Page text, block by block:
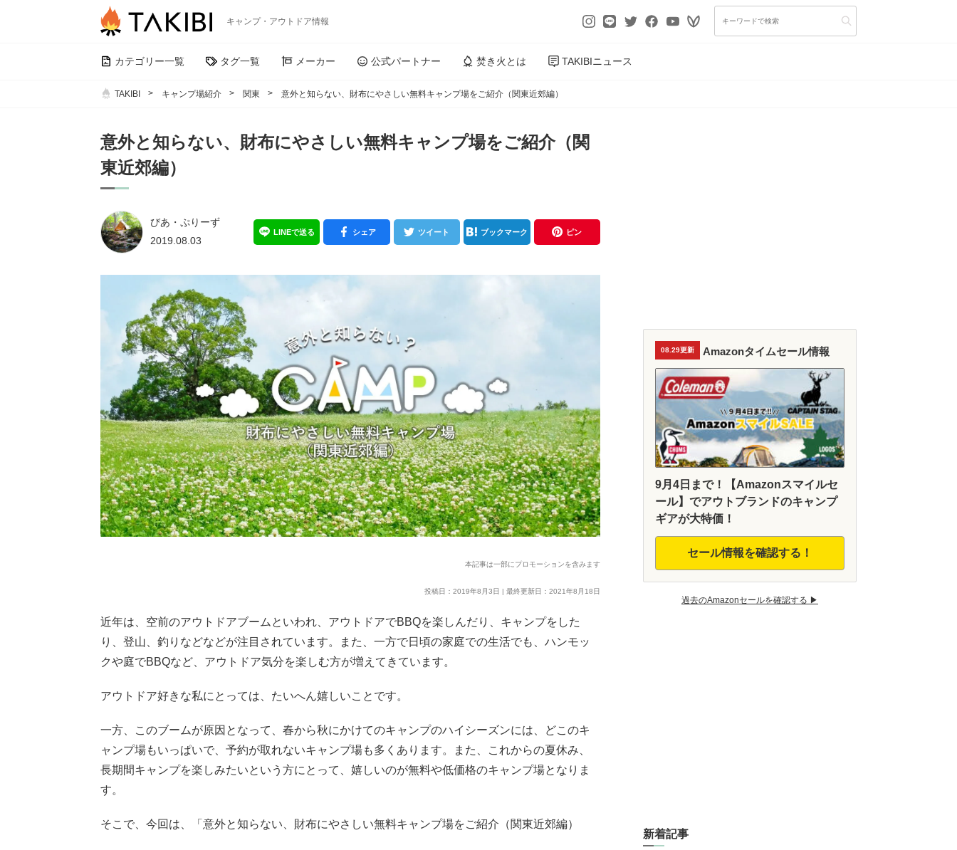
キャンプ・アウトドア情報
カテゴリー一覧 タグ一覧 メーカー 公式パートナー 焚き火とは TAKIBIニュース
TAKIBI キャンプ場紹介 関東 意外と知らない、財布にやさしい無料キャンプ場をご紹介（関東近郊編）
意外と知らない、財布にやさしい無料キャンプ場をご紹介（関
東近郊編）
びあ・ぷりーず
2019.08.03
LINEで送る シェア ツイート ブックマーク ピン
本記事は一部にプロモーションを含みます
投稿日：2019年8月3日 | 最終更新日：2021年8月18日
近年は、空前のアウトドアブームといわれ、アウトドアでBBQを楽しんだり、キャンプをした
り、登山、釣りなどなどが注目されています。また、一方で日頃の家庭での生活でも、ハンモッ
クや庭でBBQなど、アウトドア気分を楽しむ方が増えてきています。
アウトドア好きな私にとっては、たいへん嬉しいことです。
一方、このブームが原因となって、春から秋にかけてのキャンプのハイシーズンには、どこのキ
ャンプ場もいっぱいで、予約が取れないキャンプ場も多くあります。また、これからの夏休み、
長期間キャンプを楽しみたいという方にとって、嬉しいのが無料や低価格のキャンプ場となりま
す。
そこで、今回は、「意外と知らない、財布にやさしい無料キャンプ場をご紹介（関東近郊編）
08.29更新 Amazonタイムセール情報
9月4日まで！【Amazonスマイルセ
ール】でアウトブランドのキャンプ
ギアが大特価！
セール情報を確認する！
過去のAmazonセールを確認する ▶︎
新着記事